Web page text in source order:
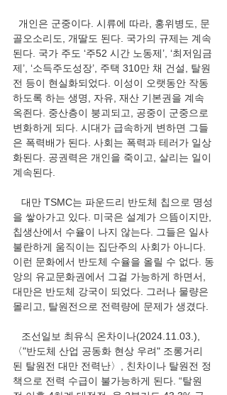
개인은 군중이다. 시류에 따라, 홍위병도, 문
골오소리도, 개딸도 된다. 국가의 규제는 계속
된다. 국가 주도 ‘주52 시간 노동제’, ‘최저임금
제’, ‘소득주도성장’, 주택 310만 채 건설, 탈원
전 등이 현실화되었다. 이성이 오랫동안 작동
하도록 하는 생명, 자유, 재산 기본권을 계속
옥죈다. 중산층이 붕괴되고, 공중이 군중으로
변화하게 되다. 시대가 급속하게 변하면 그들
은 폭력배가 된다. 사회는 폭력과 테러가 일상
화된다. 공권력은 개인을 죽이고, 살리는 일이
계속된다.
대만 TSMC는 파운드리 반도체 칩으로 명성
을 쌓아가고 있다. 미국은 설계가 으뜸이지만,
칩생산에서 수율이 나지 않는다. 그들은 일사
불란하게 움직이는 집단주의 사회가 아니다.
이런 문화에서 반도체 수율을 올릴 수 없다. 동
앙의 유교문화권에서 그걸 가능하게 하면서,
대만은 반도체 강국이 되었다. 그러나 물량은
몰리고, 탈원전으로 전력량에 문제가 생겼다.
조선일보 최유식 온차이나(2024.11.03.),
〈"반도체 산업 공동화 현상 우려" 조롱거리
된 탈원전 대만 전력난〉, 친차이나 탈원전 정
책으로 전력 수급이 불가능하게 된다. “탈원